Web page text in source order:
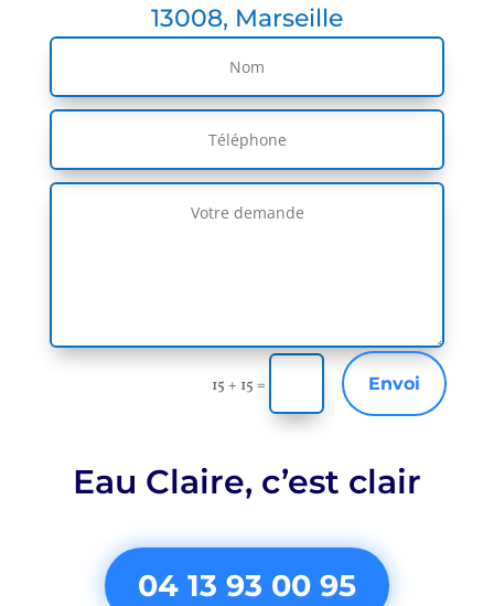
13008, Marseille
15 + 15 = Envoi
Eau Claire, c’est clair
04 13 93 00 95